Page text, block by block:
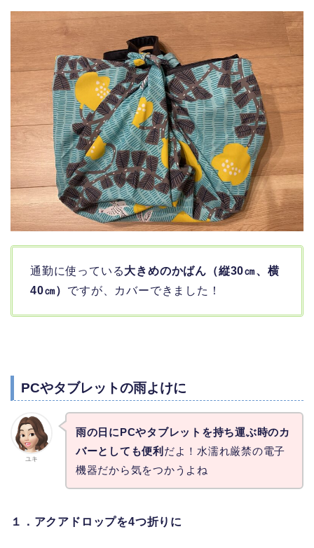
通勤に使っている大きめのかばん（縦30㎝、横
40㎝） ですが、カバーできました！
PCやタブレットの雨よけに
ユキ
雨の日にPCやタブレットを持ち運ぶ時のカ
バーとしても便利 だよ！水濡れ厳禁の電子
機器だから気をつかうよね
１．アクアドロップを4つ折りに